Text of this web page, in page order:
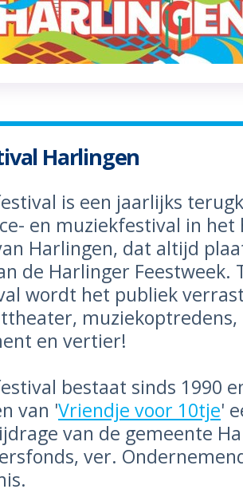
Harlingen
is een jaarlijks
en muziekfestival in het
Harlingen, dat altijd
de Harlinger Feestweek.
wordt het publiek
muziekoptredens,
en vertier!
bestaat sinds 1990
van 'Vriendje voor 10tje'
van de gemeente
ver.